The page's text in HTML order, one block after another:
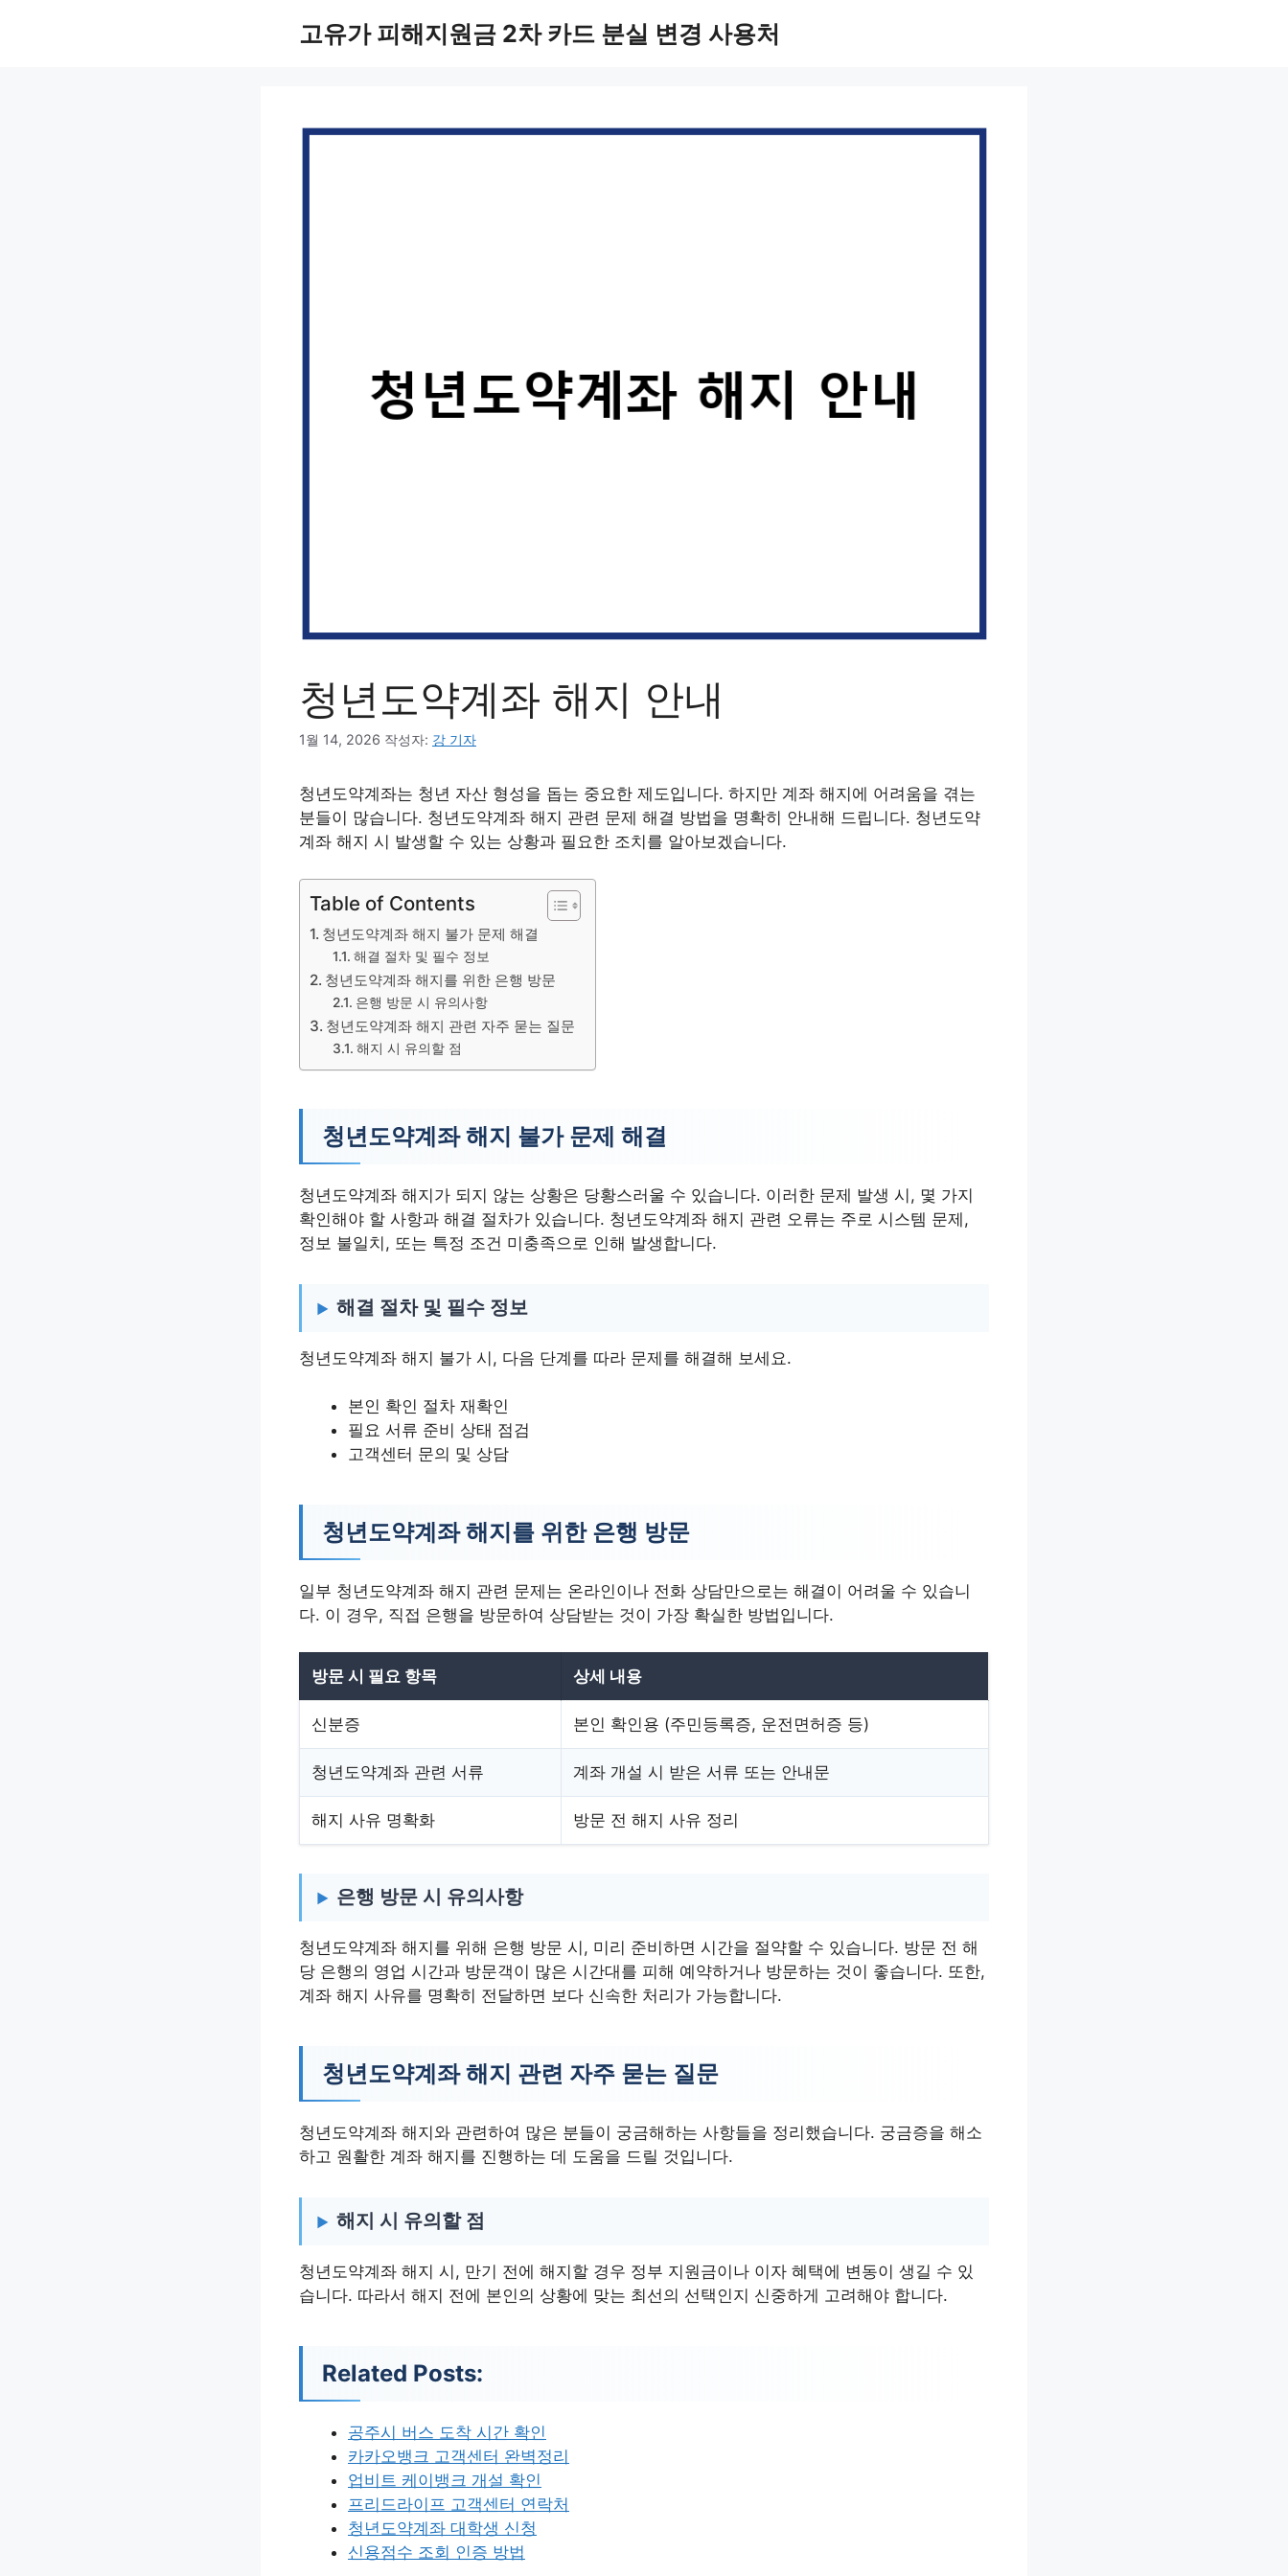
고유가 피해지원금 2차 카드 분실 변경 사용처
청년도약계좌 해지 안내
1월 14, 2026 작성자: 강 기자
청년도약계좌는 청년 자산 형성을 돕는 중요한 제도입니다. 하지만 계좌 해지에 어려움을 겪는
분들이 많습니다. 청년도약계좌 해지 관련 문제 해결 방법을 명확히 안내해 드립니다. 청년도약
계좌 해지 시 발생할 수 있는 상황과 필요한 조치를 알아보겠습니다.
Table of Contents
청년도약계좌 해지 불가 문제 해결
해결 절차 및 필수 정보
청년도약계좌 해지를 위한 은행 방문
은행 방문 시 유의사항
청년도약계좌 해지 관련 자주 묻는 질문
해지 시 유의할 점
청년도약계좌 해지 불가 문제 해결
청년도약계좌 해지가 되지 않는 상황은 당황스러울 수 있습니다. 이러한 문제 발생 시, 몇 가지
확인해야 할 사항과 해결 절차가 있습니다. 청년도약계좌 해지 관련 오류는 주로 시스템 문제,
정보 불일치, 또는 특정 조건 미충족으로 인해 발생합니다.
해결 절차 및 필수 정보
청년도약계좌 해지 불가 시, 다음 단계를 따라 문제를 해결해 보세요.
본인 확인 절차 재확인
필요 서류 준비 상태 점검
고객센터 문의 및 상담
청년도약계좌 해지를 위한 은행 방문
일부 청년도약계좌 해지 관련 문제는 온라인이나 전화 상담만으로는 해결이 어려울 수 있습니
다. 이 경우, 직접 은행을 방문하여 상담받는 것이 가장 확실한 방법입니다.
방문 시 필요 항목 상세 내용
신분증 본인 확인용 (주민등록증, 운전면허증 등)
청년도약계좌 관련 서류 계좌 개설 시 받은 서류 또는 안내문
해지 사유 명확화 방문 전 해지 사유 정리
은행 방문 시 유의사항
청년도약계좌 해지를 위해 은행 방문 시, 미리 준비하면 시간을 절약할 수 있습니다. 방문 전 해
당 은행의 영업 시간과 방문객이 많은 시간대를 피해 예약하거나 방문하는 것이 좋습니다. 또한,
계좌 해지 사유를 명확히 전달하면 보다 신속한 처리가 가능합니다.
청년도약계좌 해지 관련 자주 묻는 질문
청년도약계좌 해지와 관련하여 많은 분들이 궁금해하는 사항들을 정리했습니다. 궁금증을 해소
하고 원활한 계좌 해지를 진행하는 데 도움을 드릴 것입니다.
해지 시 유의할 점
청년도약계좌 해지 시, 만기 전에 해지할 경우 정부 지원금이나 이자 혜택에 변동이 생길 수 있
습니다. 따라서 해지 전에 본인의 상황에 맞는 최선의 선택인지 신중하게 고려해야 합니다.
Related Posts:
공주시 버스 도착 시간 확인
카카오뱅크 고객센터 완벽정리
업비트 케이뱅크 개설 확인
프리드라이프 고객센터 연락처
청년도약계좌 대학생 신청
신용점수 조회 인증 방법